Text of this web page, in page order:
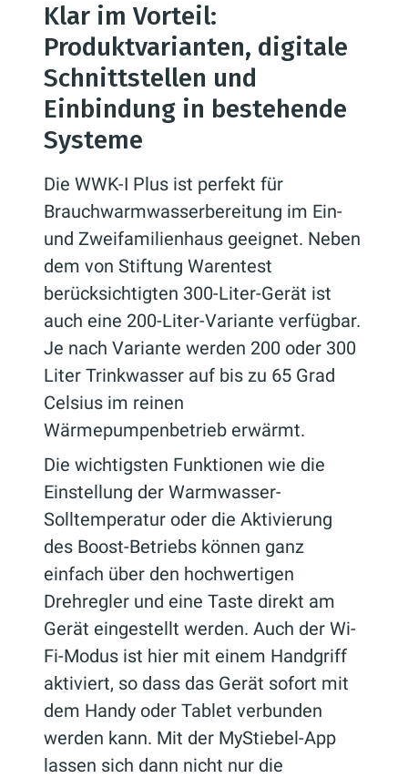
Klar im Vorteil:
Produktvarianten, digitale
Schnittstellen und
Einbindung in bestehende
Systeme
Die WWK-I Plus ist perfekt für
Brauchwarmwasserbereitung im Ein-
und Zweifamilienhaus geeignet. Neben
dem von Stiftung Warentest
berücksichtigten 300-Liter-Gerät ist
auch eine 200-Liter-Variante verfügbar.
Je nach Variante werden 200 oder 300
Liter Trinkwasser auf bis zu 65 Grad
Celsius im reinen
Wärmepumpenbetrieb erwärmt.
Die wichtigsten Funktionen wie die
Einstellung der Warmwasser-
Solltemperatur oder die Aktivierung
des Boost-Betriebs können ganz
einfach über den hochwertigen
Drehregler und eine Taste direkt am
Gerät eingestellt werden. Auch der Wi-
Fi-Modus ist hier mit einem Handgriff
aktiviert, so dass das Gerät sofort mit
dem Handy oder Tablet verbunden
werden kann. Mit der MyStiebel-App
lassen sich dann nicht nur die